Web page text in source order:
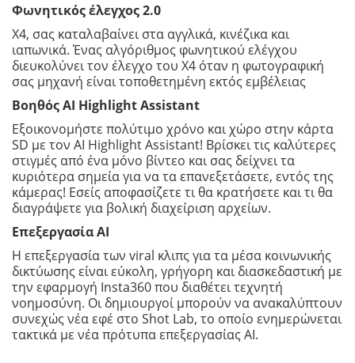
Φωνητικός έλεγχος 2.0
X4, σας καταλαβαίνει στα αγγλικά, κινέζικα και
ιαπωνικά. Ένας αλγόριθμος φωνητικού ελέγχου
διευκολύνει τον έλεγχο του X4 όταν η φωτογραφική
σας μηχανή είναι τοποθετημένη εκτός εμβέλειας
ΒοηθόςAI HighlightAssistant
Εξοικονομήστε πολύτιμο χρόνο και χώρο στην κάρτα
SD με τον AI Highlight Assistant! Βρίσκει τις καλύτερες
στιγμές από ένα μόνο βίντεο και σας δείχνει τα
κυριότερα σημεία για να τα επανεξετάσετε, εντός της
κάμερας! Εσείς αποφασίζετε τι θα κρατήσετε και τι θα
διαγράψετε για βολική διαχείριση αρχείων.
Επεξεργασία AI
Η επεξεργασία των viral κλιπς για τα μέσα κοινωνικής
δικτύωσης είναι εύκολη, γρήγορη και διασκεδαστική με
την εφαρμογή Insta360 που διαθέτει τεχνητή
νοημοσύνη. Οι δημιουργοί μπορούν να ανακαλύπτουν
συνεχώς νέα εφέ στο Shot Lab, το οποίο ενημερώνεται
τακτικά με νέα πρότυπα επεξεργασίας AI.